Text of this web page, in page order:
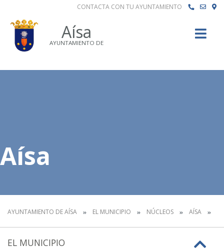
CONTACTA CON TU AYUNTAMIENTO
Aísa
AYUNTAMIENTO DE
Aísa
AYUNTAMIENTO DE AÍSA EL MUNICIPIO NÚCLEOS AÍSA
EL MUNICIPIO